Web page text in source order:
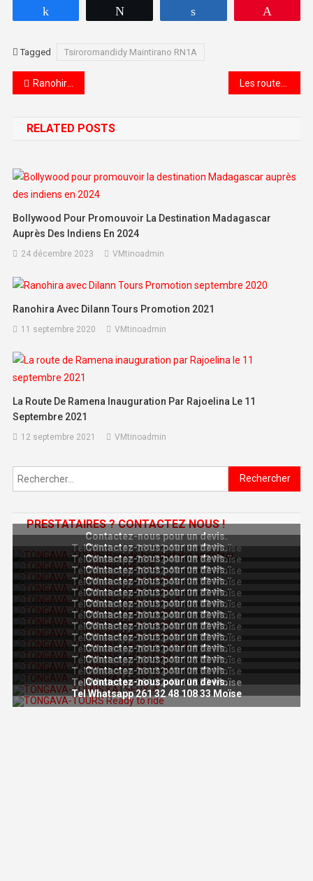
Tagged Tsiroromandidy Maintirano RN1A
Navigation de l’article
Ranohira avec Dilann Tours Promotion 2021
RELATED POSTS
Bollywood Pour Promouvoir La Destination Madagascar
Auprès Des Indiens En 2024
24 décembre 2023 VMtinoadmin
Ranohira Avec Dilann Tours Promotion 2021
11 septembre 2020 VMtinoadmin
La Route De Ramena Inauguration Par Rajoelina Le 11
Septembre 2021
12 septembre 2021 VMtinoadmin
Rechercher :
PRESTATAIRES ? CONTACTEZ NOUS !
Contactez-nous pour un devis.
Tel Whatsapp 261 32 48 108 33 Moïse
Contactez-nous pour un devis.
Tel Whatsapp 261 32 48 108 33 Moïse
Contactez-nous pour un devis.
Tel Whatsapp 261 32 48 108 33 Moïse
Contactez-nous pour un devis.
Tel Whatsapp 261 32 48 108 33 Moïse
Contactez-nous pour un devis.
Tel Whatsapp 261 32 48 108 33 Moïse
Contactez-nous pour un devis.
Tel Whatsapp 261 32 48 108 33 Moïse
Contactez-nous pour un devis.
Tel Whatsapp 261 32 48 108 33 Moïse
Contactez-nous pour un devis.
Tel Whatsapp 261 32 48 108 33 Moïse
Contactez-nous pour un devis.
Tel Whatsapp 261 32 48 108 33 Moïse
Contactez-nous pour un devis.
Tel Whatsapp 261 32 48 108 33 Moïse
Contactez-nous pour un devis.
Tel Whatsapp 261 32 48 108 33 Moïse
Contactez-nous pour un devis.
Tel Whatsapp 261 32 48 108 33 Moïse
Contactez-nous pour un devis.
Tel Whatsapp 261 32 48 108 33 Moïse
Contactez-nous pour un devis.
Tel Whatsapp 261 32 48 108 33 Moïse